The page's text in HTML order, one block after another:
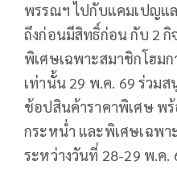
พรรณฯ ไปกับแคมเปญแ
ถึงก่อนมีสิทธิ์ก่อน กับ 2
พิเศษเฉพาะสมาชิกโฮม
เท่านั้น 29 พ.ค. 69 ร่วม
ช้อปสินค้าราคาพิเศษ พ
กระหน่ำ และพิเศษเฉพา
ระหว่างวันที่ 28-29 พ.ค.